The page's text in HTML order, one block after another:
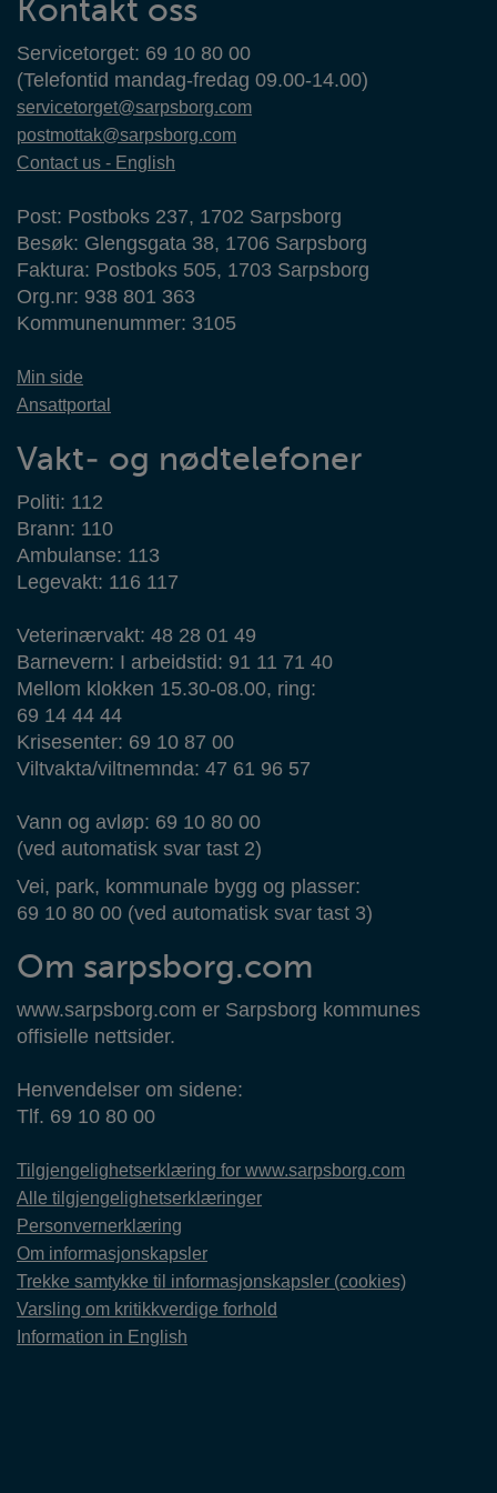
Kontakt oss
Servicetorget: 69 10 80 00
(Telefontid mandag-fredag 09.00-14.00)
servicetorget@sarpsborg.com
postmottak@sarpsborg.com
Contact us - English
Post: Postboks 237, 1702 Sarpsborg
Besøk: Glengsgata 38, 1706 Sarpsborg
Faktura: Postboks 505, 1703 Sarpsborg
Org.nr: 938 801 363
Kommunenummer: 3105
Min side
Ansattportal
Vakt- og nødtelefoner
Politi: 112
Brann: 110
Ambulanse: 113
Legevakt: 116 117
Veterinærvakt: 48 28 01 49
Barnevern: I arbeidstid: 91 11 71 40
Mellom klokken 15.30-08.00, ring:
69 14 44 44
Krisesenter: 69 10 87 00
Viltvakta/viltnemnda: 47 61 96 57
Vann og avløp: 69 10 80 00
(ved automatisk svar tast 2)
Vei, park, kommunale bygg og plasser:
69 10 80 00 (ved automatisk svar tast 3)
Om sarpsborg.com
www.sarpsborg.com er Sarpsborg kommunes
offisielle nettsider.
Henvendelser om sidene:
Tlf. 69 10 80 00
Tilgjengelighetserklæring for www.sarpsborg.com
Alle tilgjengelighetserklæringer
Personvernerklæring
Om informasjonskapsler
Trekke samtykke til informasjonskapsler (cookies)
Varsling om kritikkverdige forhold
Information in English